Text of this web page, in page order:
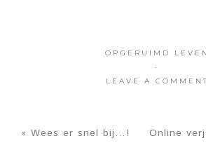
OPGERUIMD LEVEN
·
LEAVE A
« Wees er snel bij…! Online